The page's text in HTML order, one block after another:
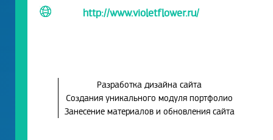
http://www.violetflower.ru/
Разработка дизайна сайта
Создания уникального модуля портфолио
Занесение материалов и обновления сайта